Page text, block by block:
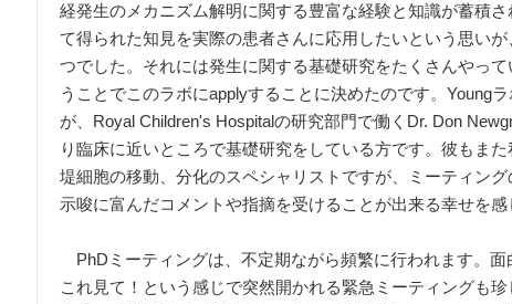
経発生のメカニズム解明に関する豊富な経験と知識が蓄積
て得られた知見を実際の患者さんに応用したいという思い
つでした。それには発生に関する基礎研究をたくさんやっ
うことでこのラボにapplyすることに決めたのです。Young
が、Royal Children's Hospitalの研究部門で働くDr. Don
り臨床に近いところで基礎研究をしている方です。彼もま
堤細胞の移動、分化のスペシャリストですが、ミーティング
示唆に富んだコメントや指摘を受けることが出来る幸せを感
PhDミーティングは、不定期ながら頻繁に行われます。面
これ見て！という感じで突然開かれる緊急ミーティングも